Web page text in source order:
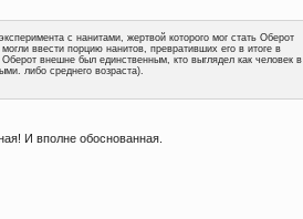
с нанитами, жертвой которого мог стать Оберот
ввести порцию нанитов, превративших его в итоге в
внешне был единственным, кто выглядел как человек в
либо среднего возраста).
И вполне обоснованная.